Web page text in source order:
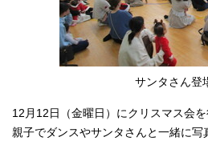
サンタさん登
12月12日（金曜日）にクリスマス会を
親子でダンスやサンタさんと一緒に写